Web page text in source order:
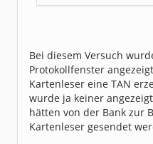
Bei diesem Versuch
Protokollfenster
Kartenleser eine TAN
wurde ja keiner
hätten von der Bank zur
Kartenleser gesendet